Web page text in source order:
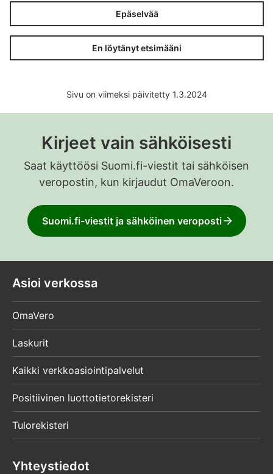
Epäselvää
En löytänyt etsimääni
Sivu on viimeksi päivitetty 1.3.2024
Kirjeet vain sähköisesti
Saat käyttöösi Suomi.fi-viestit tai sähköisen
veropostin, kun kirjaudut OmaVeroon.
Suomi.fi-viestit ja sähköinen veroposti
Asioi verkossa
OmaVero
Laskurit
Kaikki verkkoasiointipalvelut
Positiivinen luottotietorekisteri
Tulorekisteri
Yhteystiedot